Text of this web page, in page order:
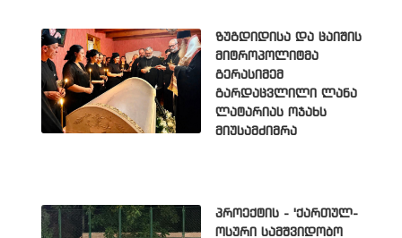
ზუგდიდისა და ცაიშის
მიტროპოლიტმა
გერასიმემ
გარდაცვლილი ლანა
ლატარიას ოჯახს
მიუსამძიმრა
პროექტის - 'ქართულ-
ოსური სამშვიდობო